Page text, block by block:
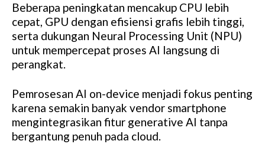
Beberapa peningkatan mencakup CPU lebih
cepat, GPU dengan efisiensi grafis lebih tinggi,
serta dukungan Neural Processing Unit (NPU)
untuk mempercepat proses AI langsung di
perangkat.
Pemrosesan AI on-device menjadi fokus penting
karena semakin banyak vendor smartphone
mengintegrasikan fitur generative AI tanpa
bergantung penuh pada cloud.